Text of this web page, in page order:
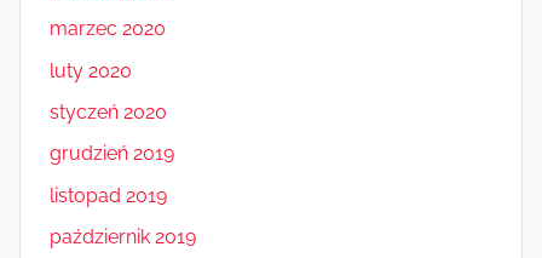
marzec 2020
luty 2020
styczeń 2020
grudzień 2019
listopad 2019
październik 2019